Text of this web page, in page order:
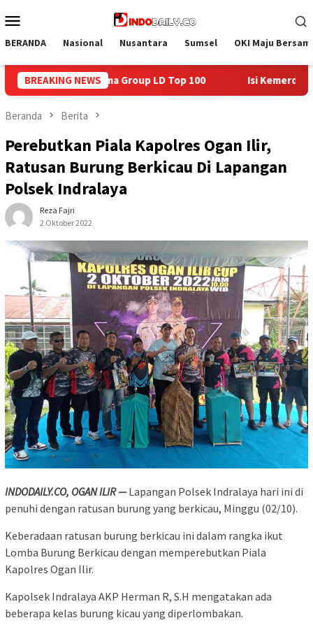
ke
Mobile
BERANDA Nasional Nusantara Sumsel OKI Maju
BREAKING NEWS
Isi Kemerdekaan dengan Kepedulian, Lapas Sekayu
Beranda Berita
Perebutkan Piala Kapolres Ogan Ilir,
Ratusan Burung Berkicau Di Lapangan
Polsek Indralaya
Reza Fajri
2 Oktober 2022
INDODAILY.CO, OGAN ILIR —Lapangan Polsek Indralaya hari ini di
penuhi dengan ratusan burung yang berkicau, Minggu (02/10).
Keberadaan ratusan burung berkicau ini dalam rangka ikut
Lomba Burung Berkicau dengan memperebutkan Piala
Kapolres Ogan Ilir.
Kapolsek Indralaya AKP Herman R, S.H mengatakan ada
beberapa kelas burung kicau yang diperlombakan.